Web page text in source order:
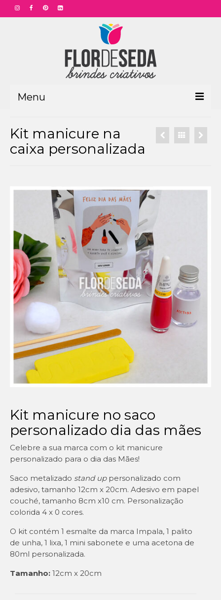
Menu
PRODUTOS
Dia das Mães
Dia dos Pais
Setembro Amarelo
Outubro Rosa
Novembro Azul
Outras campanhas de prevenção
Copa do mundo 2026
Festa Caipira
QUEM SOMOS
CONTATO
Kit manicure na
caixa personalizada
Kit manicure no saco
personalizado dia das mães
Celebre a sua marca com o kit manicure
personalizado para o dia das Mães!
Saco metalizado stand uppersonalizado com
adesivo, tamanho 12cm x 20cm. Adesivo em papel
couché, tamanho 8cm x10 cm. Personalização
colorida 4 x 0 cores.
O kit contém 1 esmalte da marca Impala, 1 palito
de unha, 1 lixa, 1 mini sabonete e uma acetona de
80ml personalizada.
Tamanho: 12cm x 20cm